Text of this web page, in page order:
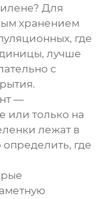
Для
хранением
где
лучше
с
—
или только на
лежат в
где